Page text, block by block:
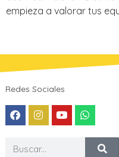
empieza a valorar tus
Redes Sociales